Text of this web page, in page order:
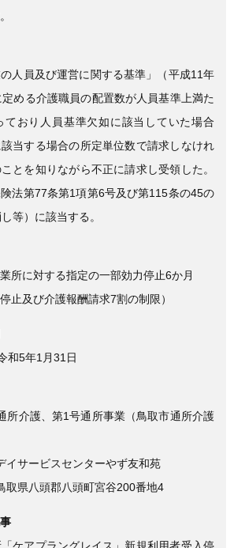
の人員及び運営に関する基準」（平成11年
める介護職員の配置数が人員基準上満た
ており人員基準欠如に該当していた場合
当する場合の所定単位数で請求しなけれ
とを知りながら不正に請求し受領した。
法第77条第1項第6号及び第115条の45の
等）に該当する。
所に対する指定の一部効力停止6か月
止及び介護報酬請求7割の制限）
和5年1月31日
介護、第1号通所事業（鳥取市通所介護
サービスセンターやず友和苑
八頭郡八頭町宮谷200番地4